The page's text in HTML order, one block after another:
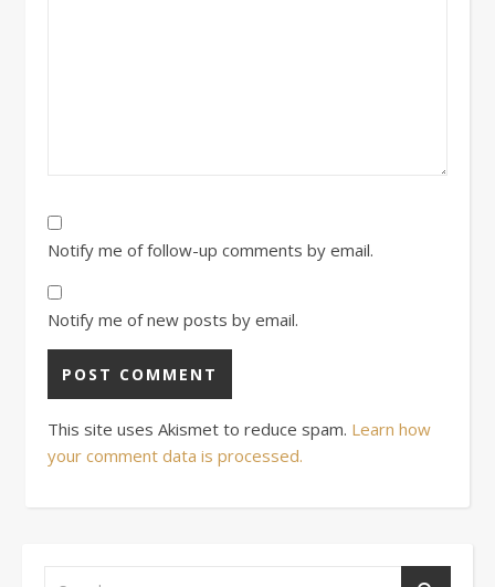
Notify me of follow-up comments by email.
Notify me of new posts by email.
This site uses Akismet to reduce spam. Learn how
your comment data is processed.